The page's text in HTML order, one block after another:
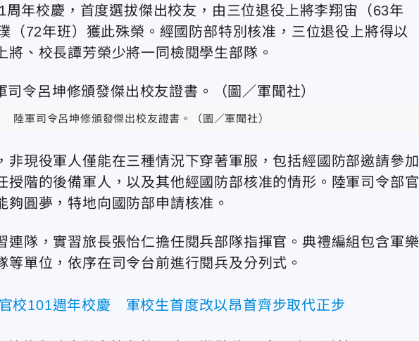
年校慶，首度選拔傑出校友，由三位退役上將李翔宙（63年
（72年班）獲此殊榮。經國防部特別核准，三位退役上將得以
、校長譚芳榮少將一同檢閱學生部隊。
陸軍司令呂坤修頒發傑出校友證書。（圖／軍聞社）
非現役軍人僅能在三種情況下穿著軍服，包括經國防部邀請參加
授階的後備軍人，以及其他經國防部核准的情形。陸軍司令部官
圓夢，特地向國防部申請核准。
連隊，實習旅長張怡仁擔任閱兵部隊指揮官。典禮編組包含軍樂
等單位，依序在司令台前進行閱兵及分列式。
校101週年校慶 軍校生首度改以昂首齊步取代正步